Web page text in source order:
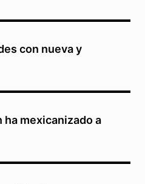
con nueva y
ha mexicanizado a